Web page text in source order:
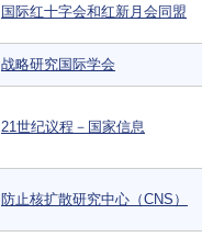
国际红十字会和红新月会同盟
战略研究国际学会
21世纪议程－国家信息
防止核扩散研究中心（CNS）